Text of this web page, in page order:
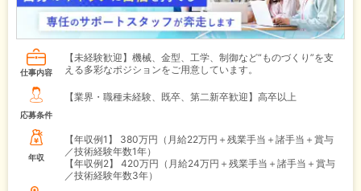
仕事内容
【未経験歓迎】機械、金型、工学、制御など“ものづくり”を支
える多彩なポジションをご用意しています。
応募条件
【業界・職種未経験、既卒、第二新卒歓迎】高卒以上
年収
【年収例1】
380万円（月給22万円＋残業手当＋諸手当＋賞与
／技術経験年数1年）
【年収例2】
420万円（月給24万円＋残業手当＋諸手当＋賞与
／技術経験年数3年）